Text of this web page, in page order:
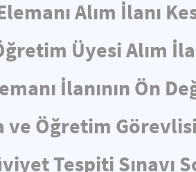
Alım İlanı
Üyesi Alım
İlanının Ön
ve Öğretim
Tespiti Sınavı